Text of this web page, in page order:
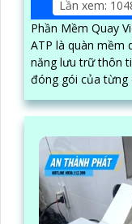
Lần xem:
Phần Mềm Quay
ATP là quàn mềm
năng lưu trữ thôn
đóng gói của từng